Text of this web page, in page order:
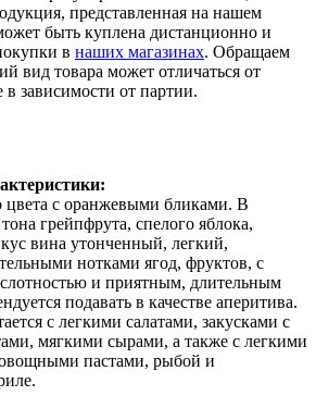
представленная на нашем
быть куплена дистанционно и
в наших магазинах. Обращаем
вид товара может отличаться от
зависимости от партии.
цвета с оранжевыми бликами. В
грейпфрута, спелого яблока,
вина утонченный, легкий,
нотками ягод, фруктов, с
и приятным, длительным
подавать в качестве аперитива.
с легкими салатами, закусками с
мягкими сырами, а также с легкими
пастами, рыбой и